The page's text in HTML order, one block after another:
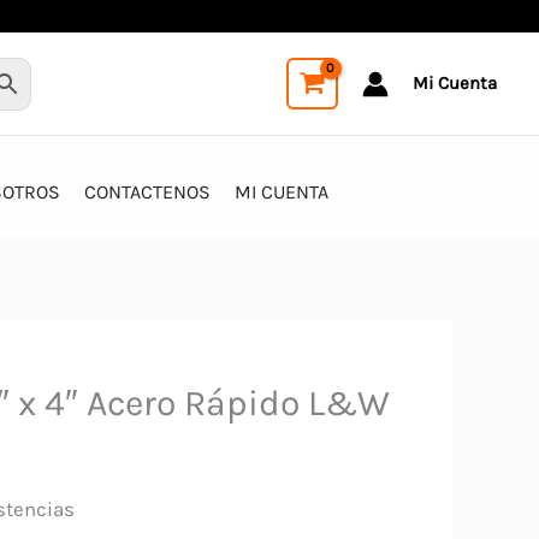
Mi Cuenta
CONTACTENOS MI CUENTA
x 4″ Acero Rápido L&W